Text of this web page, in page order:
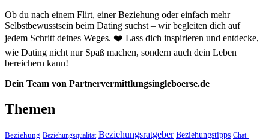
Ob du nach einem Flirt, einer Beziehung oder einfach mehr
Selbstbewusstsein beim Dating suchst – wir begleiten dich auf
jedem Schritt deines Weges. ❤️ Lass dich inspirieren und entdecke,
wie Dating nicht nur Spaß machen, sondern auch dein Leben
bereichern kann!
Dein Team von Partnervermittlungsingleboerse.de
Themen
Beziehung Beziehungsqualität Beziehungsratgeber Beziehungstipps Chat-